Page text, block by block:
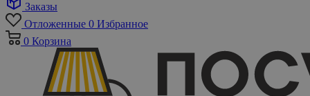
Заказы
Отложенные 0 Избранное
0 Корзина